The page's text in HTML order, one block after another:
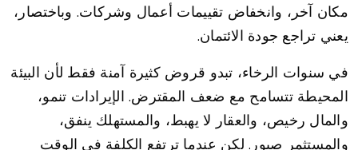
مكان آخر، وانخفاض تقييمات أعمال وشركات. وباختصار،
يعني تراجع جودة الائتمان.
في سنوات الرخاء، تبدو قروض كثيرة آمنة فقط لأن البيئة
المحيطة تتسامح مع ضعف المقترض. الإيرادات تنمو،
والمال رخيص، والعقار لا يهبط، والمستهلك ينفق،
والمستثمر صبور. لكن عندما ترتفع الكلفة في الوقت